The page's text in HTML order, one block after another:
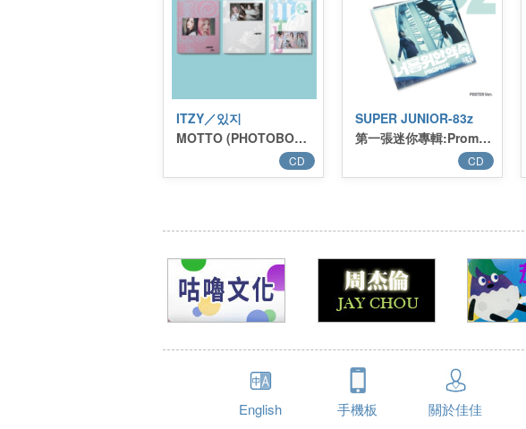
ITZY／있지
MOTTO (PHOTOBOOK Ver.)
CD
SUPER JUNIOR-83z
第一張迷你專輯:Promise (Poster Ver.)／1st Mini Album:Promise (Poster Ver.)
CD
English 手機板 關於佳佳